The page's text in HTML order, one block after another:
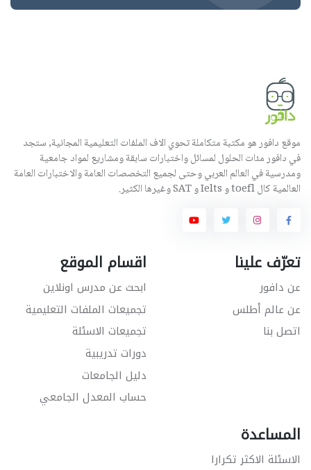
موقع دافور هو مكتبة متكاملة تحوي الاف الملفات التعليمية المجانية, ستجد
في دافور مئات الحلول لمسائل واختبارات سابقة ومشاريع لمواد جامعية
ومدرسية في العالم العربي وحتى لجميع التخصصات العامة والاختبارات العامة
العالمية كال toefl و Ielts و SAT وغيرها الكثير.
تعرّف علينا
عن دافور
عن عالم أطلس
اتصل بنا
اقسام الموقع
ابحث عن مدرس اونلاين
تجميعات الملفات التعليمية
تجميعات الاسئلة
دورات تدريبية
دليل الجامعات
حساب المعدل الجامعي
المساعدة
الاسئلة الاكثر تكرارا